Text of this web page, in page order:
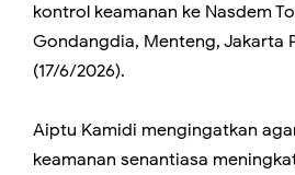
kontrol keamanan ke Nasdem
Gondangdia, Menteng, Jakarta
(17/6/2026).
Aiptu Kamidi mengingatkan
keamanan senantiasa